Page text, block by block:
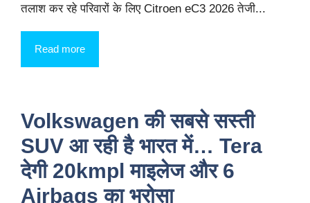
तलाश कर रहे परिवारों के लिए Citroen eC3 2026 तेजी...
Read more
Volkswagen की सबसे सस्ती
SUV आ रही है भारत में… Tera
देगी 20kmpl माइलेज और 6
Airbags का भरोसा